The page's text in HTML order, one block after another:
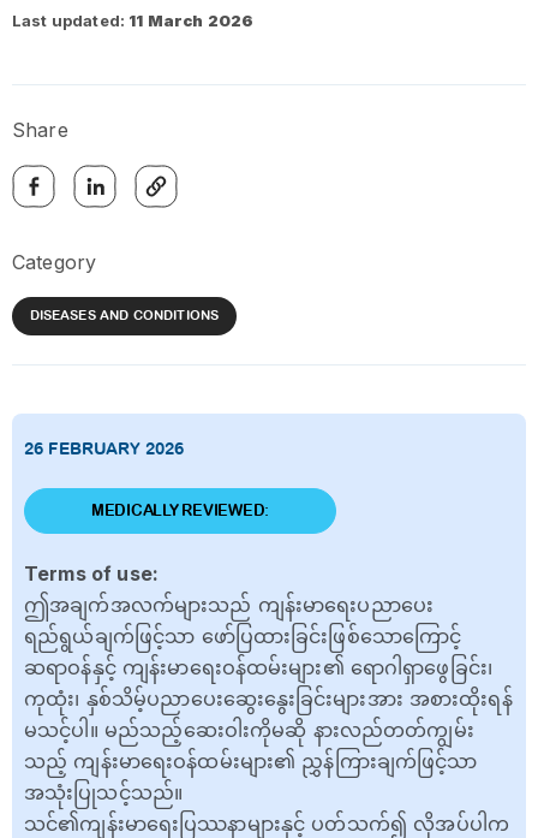
Last updated: 11 March 2026
Share
Category
DISEASES AND CONDITIONS
26 FEBRUARY 2026
MEDICALLY REVIEWED:
Terms of use:
ဤအချက်အလက်များသည် ကျန်းမာရေးပညာပေး
ရည်ရွယ်ချက်ဖြင့်သာ ဖော်ပြထားခြင်းဖြစ်သောကြောင့်
ဆရာဝန်နှင့် ကျန်းမာရေးဝန်ထမ်းများ၏ ရောဂါရှာဖွေခြင်း၊
ကုထုံး၊ နှစ်သိမ့်ပညာပေးဆွေးနွေးခြင်းများအား အစားထိုးရန်
မသင့်ပါ။ မည်သည့်ဆေးဝါးကိုမဆို နားလည်တတ်ကျွမ်း
သည့် ကျန်းမာရေးဝန်ထမ်းများ၏ ညွှန်ကြားချက်ဖြင့်သာ
အသုံးပြုသင့်သည်။
သင်၏ကျန်းမာရေးပြဿနာများနှင့် ပတ်သက်၍ လိုအပ်ပါက